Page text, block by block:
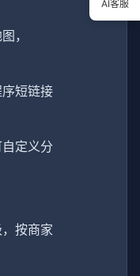
，
短链接
定义分
按商家
AI客服